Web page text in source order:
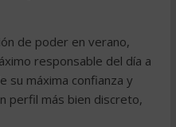
de poder en verano,
responsable del día a
su máxima confianza y
perfil más bien discreto,